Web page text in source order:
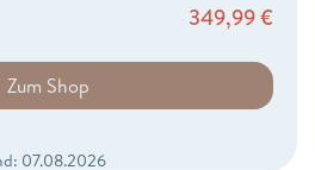
349,99€
Zum Shop
07.08.2026